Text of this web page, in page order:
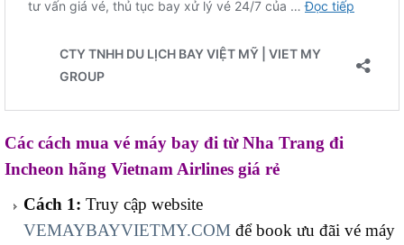
Các cách mua vé máy bay đi từ Nha Trang đi
Incheon hãng Vietnam Airlines giá rẻ
Cách 1: Truy cập website
VEMAYBAYVIETMY.COMđể book ưu đãi vé máy